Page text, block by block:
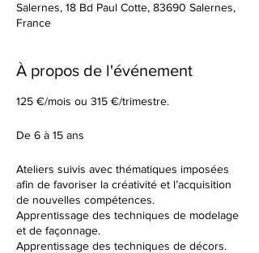
Salernes, 18 Bd Paul Cotte, 83690 Salernes,
France
À propos de l'événement
125 €/mois ou 315 €/trimestre.
De 6 à 15 ans
Ateliers suivis avec thématiques imposées
afin de favoriser la créativité et l’acquisition
de nouvelles compétences.
Apprentissage des techniques de modelage
et de façonnage.
Apprentissage des techniques de décors.